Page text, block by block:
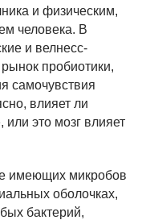
и физическим,
человека. В
и велнесс-
пробиотики,
самочувствия
влияет ли
или это мозг влияет
имеющих микробов
оболочках,
бактерий,